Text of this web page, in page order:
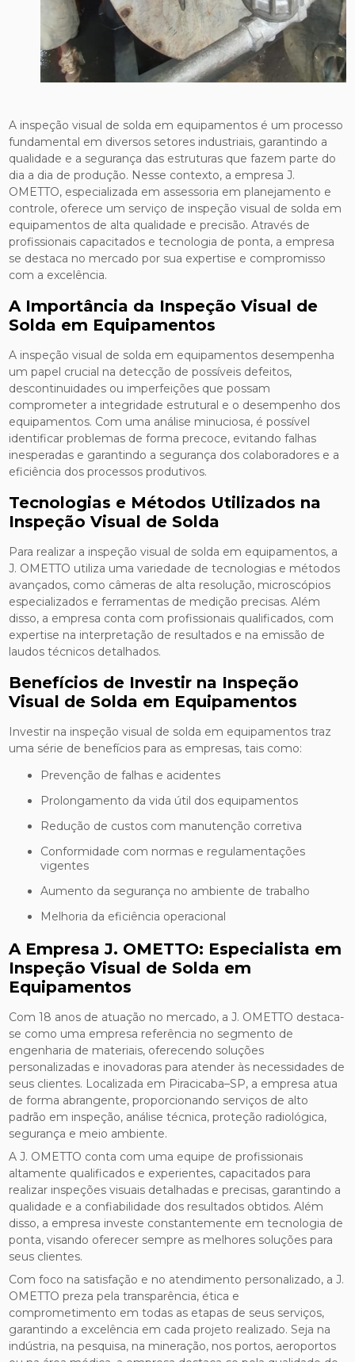
A inspeção visual de solda em equipamentos é um processo
fundamental em diversos setores industriais, garantindo a
qualidade e a segurança das estruturas que fazem parte do
dia a dia de produção. Nesse contexto, a empresa J.
OMETTO, especializada em assessoria em planejamento e
controle, oferece um serviço de inspeção visual de solda em
equipamentos de alta qualidade e precisão. Através de
profissionais capacitados e tecnologia de ponta, a empresa
se destaca no mercado por sua expertise e compromisso
com a excelência.
A Importância da Inspeção Visual de
Solda em Equipamentos
A inspeção visual de solda em equipamentos desempenha
um papel crucial na detecção de possíveis defeitos,
descontinuidades ou imperfeições que possam
comprometer a integridade estrutural e o desempenho dos
equipamentos. Com uma análise minuciosa, é possível
identificar problemas de forma precoce, evitando falhas
inesperadas e garantindo a segurança dos colaboradores e a
eficiência dos processos produtivos.
Tecnologias e Métodos Utilizados na
Inspeção Visual de Solda
Para realizar a inspeção visual de solda em equipamentos, a
J. OMETTO utiliza uma variedade de tecnologias e métodos
avançados, como câmeras de alta resolução, microscópios
especializados e ferramentas de medição precisas. Além
disso, a empresa conta com profissionais qualificados, com
expertise na interpretação de resultados e na emissão de
laudos técnicos detalhados.
Benefícios de Investir na Inspeção
Visual de Solda em Equipamentos
Investir na inspeção visual de solda em equipamentos traz
uma série de benefícios para as empresas, tais como:
Prevenção de falhas e acidentes
Prolongamento da vida útil dos equipamentos
Redução de custos com manutenção corretiva
Conformidade com normas e regulamentações
vigentes
Aumento da segurança no ambiente de trabalho
Melhoria da eficiência operacional
A Empresa J. OMETTO: Especialista em
Inspeção Visual de Solda em
Equipamentos
Com 18 anos de atuação no mercado, a J. OMETTO destaca-
se como uma empresa referência no segmento de
engenharia de materiais, oferecendo soluções
personalizadas e inovadoras para atender às necessidades de
seus clientes. Localizada em Piracicaba–SP, a empresa atua
de forma abrangente, proporcionando serviços de alto
padrão em inspeção, análise técnica, proteção radiológica,
segurança e meio ambiente.
A J. OMETTO conta com uma equipe de profissionais
altamente qualificados e experientes, capacitados para
realizar inspeções visuais detalhadas e precisas, garantindo a
qualidade e a confiabilidade dos resultados obtidos. Além
disso, a empresa investe constantemente em tecnologia de
ponta, visando oferecer sempre as melhores soluções para
seus clientes.
Com foco na satisfação e no atendimento personalizado, a J.
OMETTO preza pela transparência, ética e
comprometimento em todas as etapas de seus serviços,
garantindo a excelência em cada projeto realizado. Seja na
indústria, na pesquisa, na mineração, nos portos, aeroportos